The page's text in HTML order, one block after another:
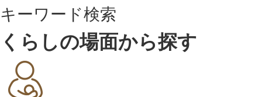
キーワード検索
くらしの場面から探す